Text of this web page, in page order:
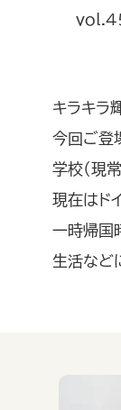
キラキラ
今回ご登
学校（現
現在はド
一時帰国
生活など